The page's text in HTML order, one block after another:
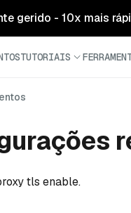
gerido - 10x mais
TUTORIAIS
tls enable.